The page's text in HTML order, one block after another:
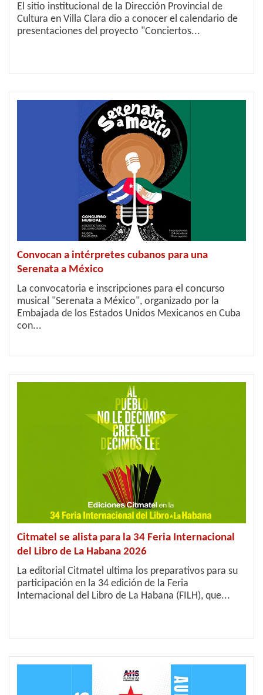
El sitio institucional de la Dirección Provincial de
Cultura en Villa Clara dio a conocer el calendario de
presentaciones del proyecto "Conciertos...
Convocan a intérpretes cubanos para una
Serenata a México
La convocatoria e inscripciones para el concurso
musical "Serenata a México", organizado por la
Embajada de los Estados Unidos Mexicanos en Cuba
con...
Citmatel se alista para la 34 Feria Internacional
del Libro de La Habana 2026
La editorial Citmatel ultima los preparativos para su
participación en la 34 edición de la Feria
Internacional del Libro de La Habana (FILH), que...